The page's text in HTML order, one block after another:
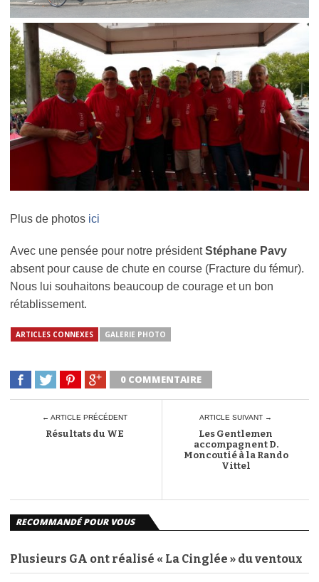
Plus de photos ici
Avec une pensée pour notre présidentStéphane Pavy
absent pour cause de chute en course (Fracture du fémur).
Nous lui souhaitons beaucoup de courage et un bon
rétablissement.
ARTICLES CONNEXES GALERIE PHOTO
0 COMMENTAIRE
← ARTICLE PRÉCÉDENT
Résultats du WE
ARTICLE SUIVANT →
Les Gentlemen
accompagnent D.
Moncoutié à la Rando
Vittel
RECOMMANDÉ POUR VOUS
Plusieurs GA ont réalisé « La Cinglée » du ventoux